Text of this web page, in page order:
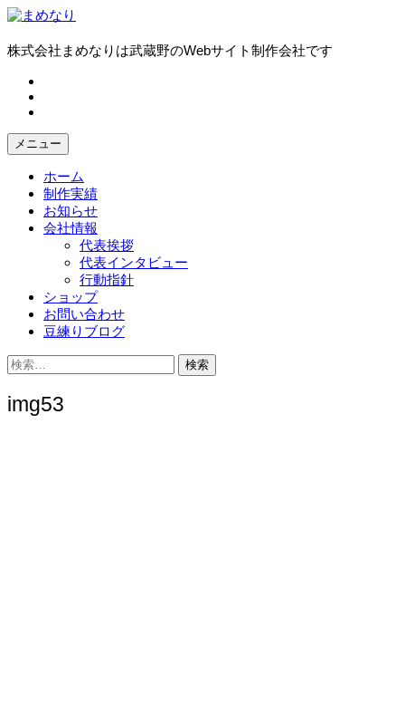
コ
テ
キ
ッ
株式会社まめなりは武蔵野のWebサイト制作会社です
メニュー
ホーム
制作実績
お知らせ
会社情報
代表挨拶
代表インタビュー
行動指針
ショップ
お問い合わせ
豆練りブログ
検
索:
img53